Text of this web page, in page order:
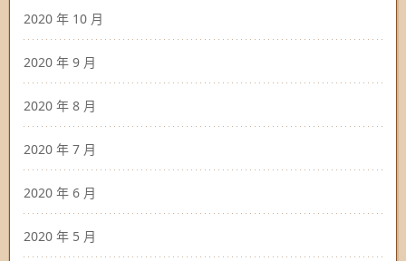
2020 年 10 月
2020 年 9 月
2020 年 8 月
2020 年 7 月
2020 年 6 月
2020 年 5 月